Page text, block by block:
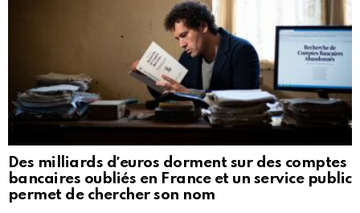
Des milliards dʼeuros dorment sur des comptes
bancaires oubliés en France et un service public
permet de chercher son nom